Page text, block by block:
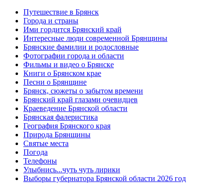
Путешествие в Брянск
Города и страны
Ими гордится Брянский край
Интересные люди современной Брянщины
Брянские фамилии и родословные
Фотографии города и области
Фильмы и видео о Брянске
Книги о Брянском крае
Песни о Брянщине
Брянск, сюжеты о забытом времени
Брянский край глазами очевидцев
Краеведение Брянской области
Брянская фалеристика
География Брянского края
Природа Брянщины
Святые места
Погода
Телефоны
Улыбнись...чуть чуть лирики
Выборы губернатора Брянской области 2026 год